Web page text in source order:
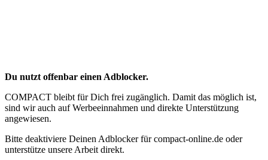
Du nutzt offenbar einen Adblocker.
COMPACT bleibt für Dich frei zugänglich. Damit das möglich ist,
sind wir auch auf Werbeeinnahmen und direkte Unterstützung
angewiesen.
Bitte deaktiviere Deinen Adblocker für compact-online.de oder
unterstütze unsere Arbeit direkt.